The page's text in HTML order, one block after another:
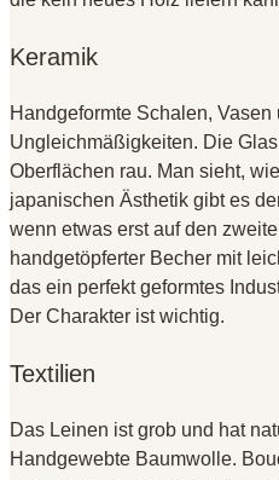
Keramik
Handgeformte Schalen,
Ungleichmäßigkeiten. Die
Oberflächen rau. Man sieht,
japanischen Ästhetik gibt es
wenn etwas erst auf den
handgetöpferter Becher mit
das ein perfekt geformtes
Der Charakter ist wichtig.
Textilien
Das Leinen ist grob und hat
Handgewebte Baumwolle.